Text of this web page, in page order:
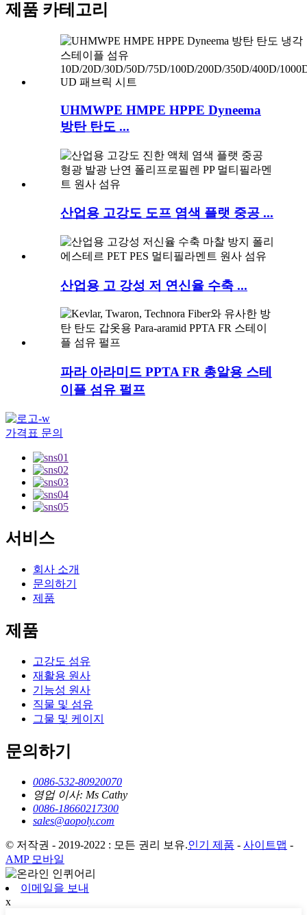
제품 카테고리
UHMWPE HMPE HPPE Dyneema
방탄 탄도 ...
산업용 고강도 도프 염색 플랫 중공 ...
산업용 고 강성 저 연신율 수축 ...
파라 아라미드 PPTA FR 총알용 스테
이플 섬유 펄프
가격표 문의
서비스
회사 소개
문의하기
제품
제품
고강도 섬유
재활용 원사
기능성 원사
직물 및 섬유
그물 및 케이지
문의하기
0086-532-80920070
영업 이사: Ms Cathy
0086-18660217300
sales@aopoly.com
© 저작권 - 2019-2022 : 모든 권리 보유.인기 제품 - 사이트맵 -
AMP 모바일
이메일을 보내
x